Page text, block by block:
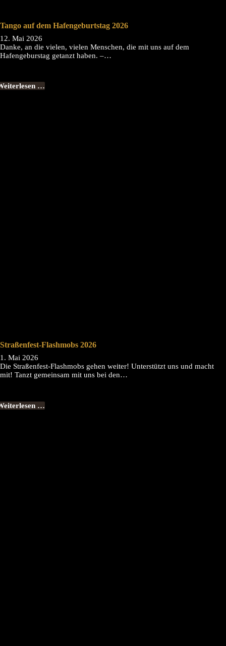
Tango auf dem Hafengeburtstag 2026
12. Mai 2026
Danke, an die vielen, vielen Menschen, die mit uns auf dem
Hafengeburstag getanzt haben. –…
…
Straßenfest-Flashmobs 2026
1. Mai 2026
Die Straßenfest-Flashmobs gehen weiter! Unterstützt uns und macht
mit! Tanzt gemeinsam mit uns bei den…
…